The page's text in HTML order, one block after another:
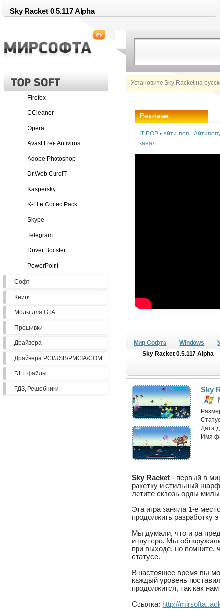
Sky Racket 0.5.117 Alpha
Установите Sky Racket на
Firefox
CCleaner
Opera
Avast Free Antivirus
Adobe Photoshop
Dr.Web CureIT
Kaspersky
K-Lite Codec Pack
Skype
Telegram
Driver Booster
PowerPoint
Софт
Книги
Моды для GTA
Прошивки
Драйвера
Драйвера PCI/USB/PMCIA/COM
DLL файлы
ГДЗ, Решебники
Реклама
IT POP • Айти-поп -
канал
Мир Софта Windows
Sky Racket 0.5.117 Alpha
Sky
Дата
Имя
Sky Racket - первый в
ракетку и стильный
летите сквозь орды
Эта игра заняла 1-е
продолжить разработку
Мы думали, что игра
и шутера. Мы
при выходе, но помните,
статусе.
В настоящее время вы
каждый уровень
продолжится, так как нам
Ссылка: http://